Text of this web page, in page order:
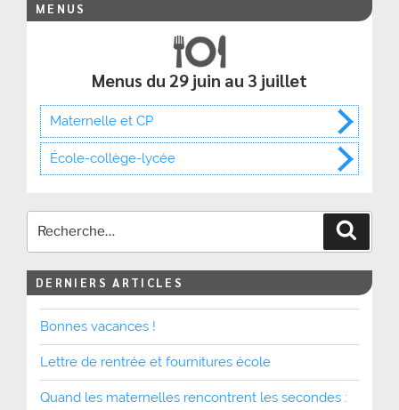
MENUS
Menus du 29 juin au 3 juillet
Maternelle et CP
École-collège-lycée
DERNIERS ARTICLES
Bonnes vacances !
Lettre de rentrée et fournitures école
Quand les maternelles rencontrent les secondes :